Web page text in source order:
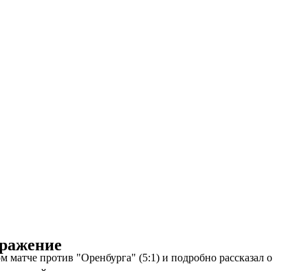
матче против "Оренбурга" (5:1) и подробно рассказал о